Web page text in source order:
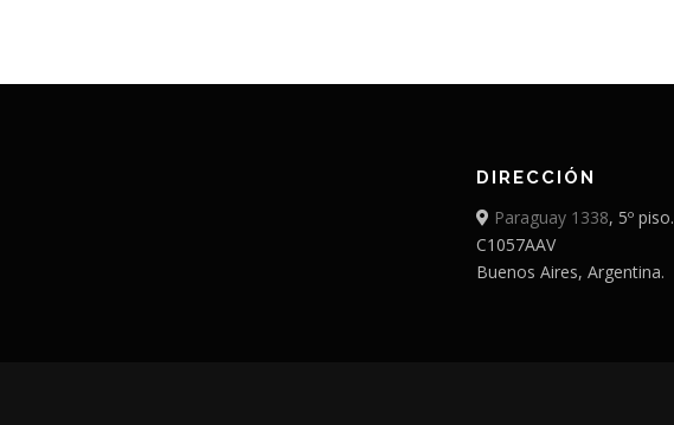
DIRECCIÓN
Paraguay 1338, 5º piso.
C1057AAV
Buenos Aires, Argentina.